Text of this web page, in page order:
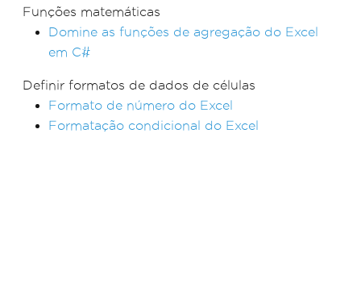
Funções matemáticas
Domine as funções de agregação do Excel
em C#
Definir formatos de dados de células
Formato de número do Excel
Formatação condicional do Excel